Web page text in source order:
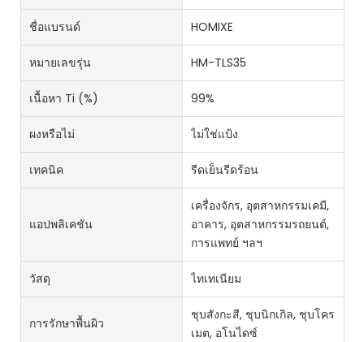
ชื่อแบรนด์ HOMIXE
หมายเลขรุ่น HM-TLS35
เนื้อหา Ti (%) 99%
ผงหรือไม่ ไม่ใช่แป้ง
เทคนิค รีดเย็นรีดร้อน
แอปพลิเคชัน
เครื่องจักร, อุตสาหกรรมเคมี,
อาคาร, อุตสาหกรรมรถยนต์,
การแพทย์ ฯลฯ
วัสดุ ไทเทเนียม
การรักษาพื้นผิว
ชุบสังกะสี, ชุบนิกเกิล, ชุบโคร
เมต, อโนไดซ์